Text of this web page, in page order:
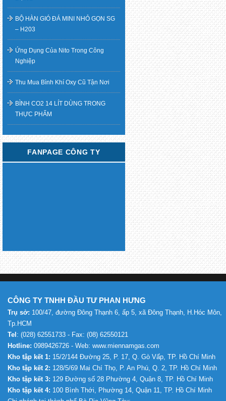
BỘ HÀN GIÓ ĐÁ MINI NHỎ GỌN SG
– H203
Ứng Dụng Của Nito Trong Công
Nghiệp
Thu Mua Bình Khí Oxy Cũ Tận Nơi
BÌNH CO2 14 LÍT DÙNG TRONG
THỰC PHẨM
FANPAGE CÔNG TY
CÔNG TY TNHH ĐẦU TƯ PHAN HƯNG
Trụ sở: 100/47, đường Đông Thạnh 6, ấp 5, xã Đông Thạnh, H.Hóc Môn,
Tp.HCM
Tel : (028) 62551733 - Fax: (08) 62550121
Hotline: 0989426726 - Web: www.miennamgas.com
Kho tập kết 1: 15/2/144 Đường 25, P. 17, Q. Gò Vấp, TP. Hồ Chí Minh
Kho tập kết 2: 128/5/69 Mai Chí Thọ, P. An Phú, Q. 2, TP. Hồ Chí Minh
Kho tập kết 3: 129 Đường số 28 Phường 4, Quận 8, TP. Hồ Chí Minh
Kho tập kết 4: 100 Bình Thới, Phường 14, Quận 11, TP. Hồ Chí Minh